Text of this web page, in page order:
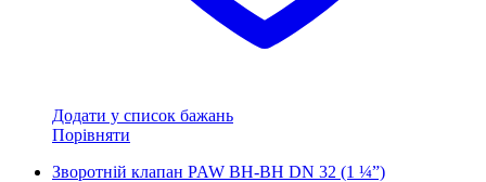
Додати у список бажань
Порівняти
Зворотній клапан PAW ВН-ВН DN 32 (1 ¼”)